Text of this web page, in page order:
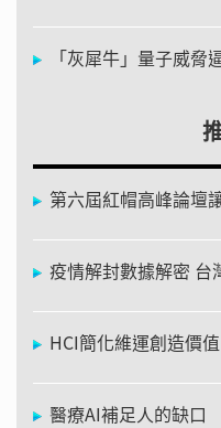
「灰犀牛」量子威
第六屆紅帽高峰論壇
疫情解封數據解密 台
HCI簡化維運創造價
醫療AI補足人的缺口